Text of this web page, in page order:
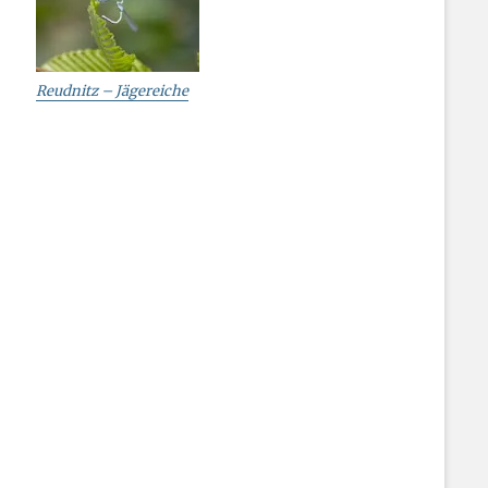
Reudnitz – Jägereiche